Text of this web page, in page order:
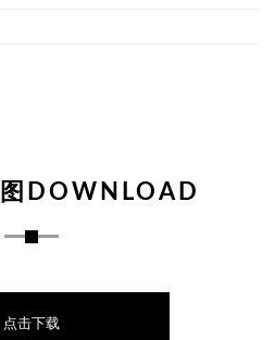
图DOWNLOAD
点击下载